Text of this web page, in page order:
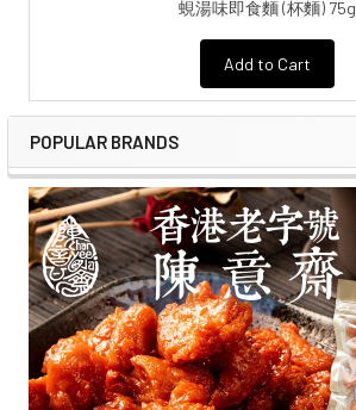
蜆湯味即食麵 (杯麵) 75g
Add to Cart
POPULAR BRANDS